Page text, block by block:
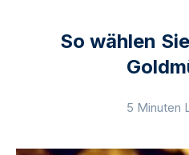
So wählen
5 Minuten